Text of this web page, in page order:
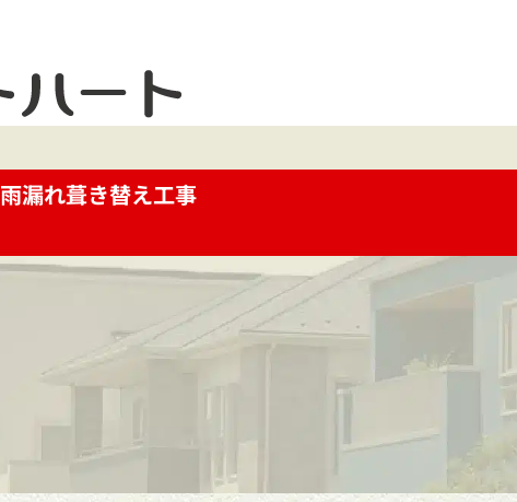
メールでの
お問い合わせはこち
雨漏れ葺き替え工事